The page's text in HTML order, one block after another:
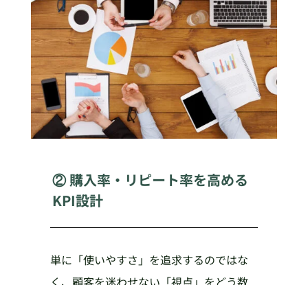
② 購入率・リピート率を高める
KPI設計
単に「使いやすさ」を追求するのではな
く、顧客を迷わせない「視点」をどう数